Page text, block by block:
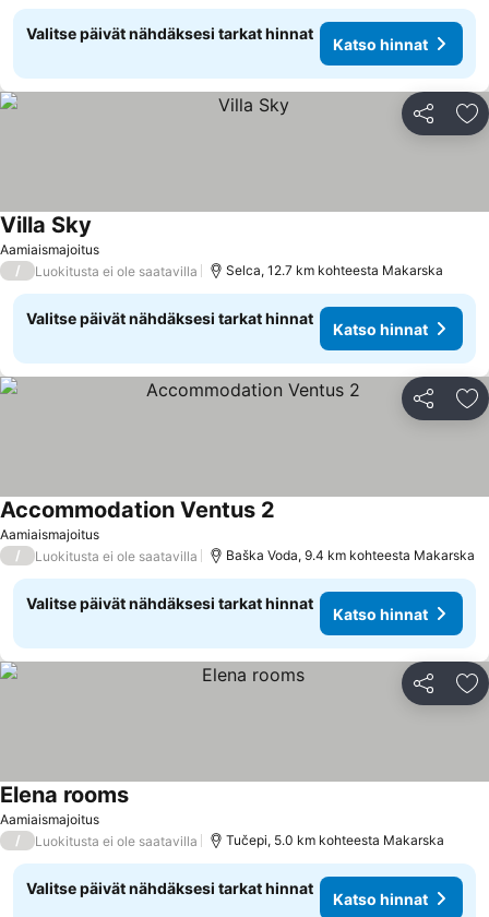
Valitse päivät nähdäksesi tarkat hinnat
Katso hinnat
Jaa
Aamiaismajoitus
Villa Sky
/ Luokitusta ei ole saatavilla Selca, 12.7 km kohteesta Makarska
Valitse päivät nähdäksesi tarkat hinnat
Katso hinnat
Jaa
Aamiaismajoitus
Accommodation Ventus 2
/ Luokitusta ei ole saatavilla Baška Voda, 9.4 km kohteesta Makarska
Valitse päivät nähdäksesi tarkat hinnat
Katso hinnat
Jaa
Aamiaismajoitus
Elena roomsKatso hinnat
/ Luokitusta ei ole saatavilla Tučepi, 5.0 km kohteesta Makarska
Valitse päivät nähdäksesi tarkat hinnat
Katso hinnat